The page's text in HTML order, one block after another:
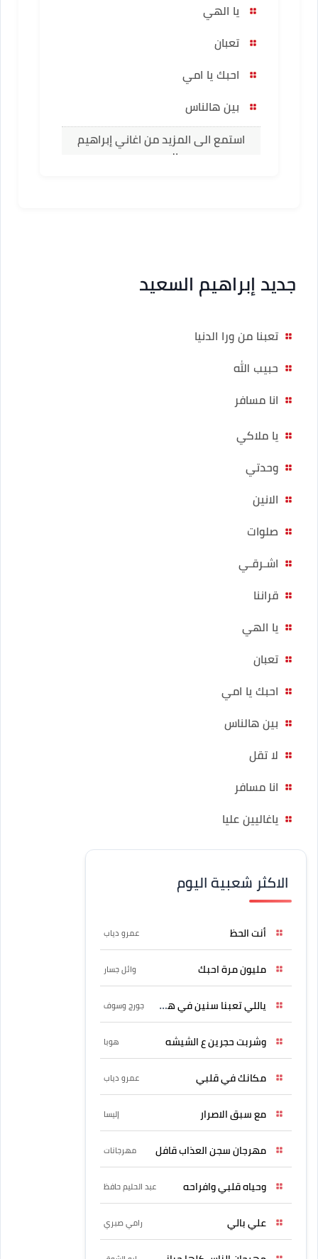
يا الهي
تعبان
احبك يا امي
بين هالناس
استمع الى المزيد من اغاني إبراهيم
السعيد
جديد إبراهيم السعيد
تعبنا من ورا الدنيا
حبيب الله
انا مسافر
يا ملاكي
وحدتي
الانين
صلوات
اشـرقـي
قراننا
يا الهي
تعبان
احبك يا امي
بين هالناس
لا تقل
انا مسافر
ياغاليين عليا
الاكثر شعبية اليوم
أنت الحظ عمرو دياب
مليون مرة احبك وائل جسار
ياللي تعبنا سنين في هواه جورج وسوف
وشربت حجرين ع الشيشه هوبا
مكانك في قلبي عمرو دياب
مع سبق الاصرار إليسا
مهرجان سجن العذاب قافل مهرجانات
وحياه قلبي وافراحه عبد الحليم حافظ
علي بالي رامي صبري